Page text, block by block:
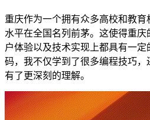
重庆作为一个拥有众多高校和教
水平在全国名列前茅。这使得重庆
户体验以及技术实现上都具有一
码，我不仅学到了很多编程技巧
有了更深刻的理解。